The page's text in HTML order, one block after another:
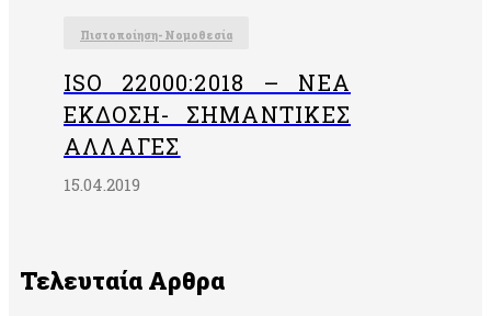
Πιστοποίηση- Νομοθεσία
ISO 22000:2018 – ΝΈΑ
ΈΚΔΟΣΗ- ΣΗΜΑΝΤΙΚΈΣ
ΑΛΛΑΓΈΣ
15.04.2019
Τελευταία Αρθρα